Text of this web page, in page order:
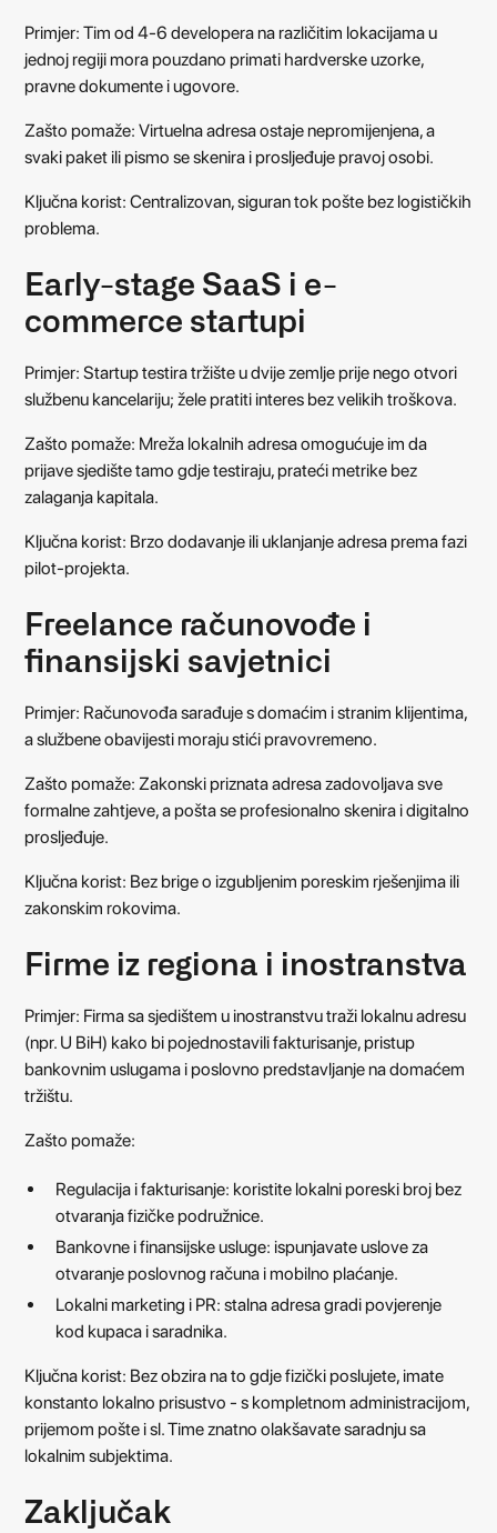
Primjer: Tim od 4-6 developera na različitim lokacijama u
jednoj regiji mora pouzdano primati hardverske uzorke,
pravne dokumente i ugovore.
Zašto pomaže: Virtuelna adresa ostaje nepromijenjena, a
svaki paket ili pismo se skenira i prosljeđuje pravoj osobi.
Ključna korist: Centralizovan, siguran tok pošte bez logističkih
problema.
Early-stage SaaS i e-
commerce startupi
Primjer: Startup testira tržište u dvije zemlje prije nego otvori
službenu kancelariju; žele pratiti interes bez velikih troškova.
Zašto pomaže: Mreža lokalnih adresa omogućuje im da
prijave sjedište tamo gdje testiraju, prateći metrike bez
zalaganja kapitala.
Ključna korist: Brzo dodavanje ili uklanjanje adresa prema fazi
pilot-projekta.
Freelance računovođe i
finansijski savjetnici
Primjer: Računovođa sarađuje s domaćim i stranim klijentima,
a službene obavijesti moraju stići pravovremeno.
Zašto pomaže: Zakonski priznata adresa zadovoljava sve
formalne zahtjeve, a pošta se profesionalno skenira i digitalno
prosljeđuje.
Ključna korist: Bez brige o izgubljenim poreskim rješenjima ili
zakonskim rokovima.
Firme iz regiona i inostranstva
Primjer: Firma sa sjedištem u inostranstvu traži lokalnu adresu
(npr. U BiH) kako bi pojednostavili fakturisanje, pristup
bankovnim uslugama i poslovno predstavljanje na domaćem
tržištu.
Zašto pomaže:
Regulacija i fakturisanje: koristite lokalni poreski broj bez
otvaranja fizičke podružnice.
Bankovne i finansijske usluge: ispunjavate uslove za
otvaranje poslovnog računa i mobilno plaćanje.
Lokalni marketing i PR: stalna adresa gradi povjerenje
kod kupaca i saradnika.
Ključna korist: Bez obzira na to gdje fizički poslujete, imate
konstanto lokalno prisustvo - s kompletnom administracijom,
prijemom pošte i sl. Time znatno olakšavate saradnju sa
lokalnim subjektima.
Zaključak